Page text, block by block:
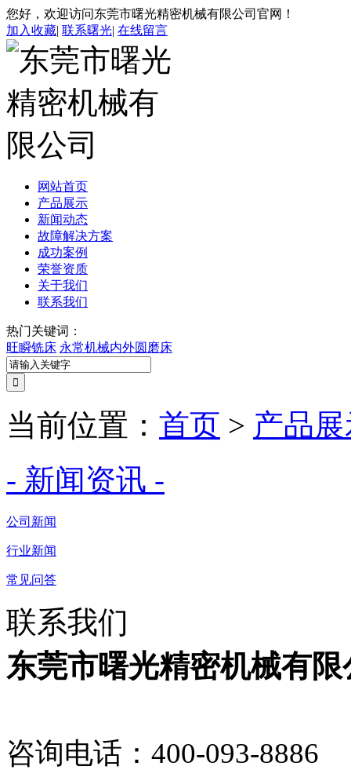
您好，欢迎访问东莞市曙光精密机械有限公司官网！
加入收藏| 联系曙光| 在线留言
网站首页
产品展示
新闻动态
故障解决方案
成功案例
荣誉资质
关于我们
联系我们
热门关键词：
旺瞬铣床 永常机械内外圆磨床
当前位置： 首页 > 产品
- 新闻资讯 -
公司新闻
行业新闻
常见问答
联系我们
东莞市曙光精密机械有限
咨询电话：400-093-8886